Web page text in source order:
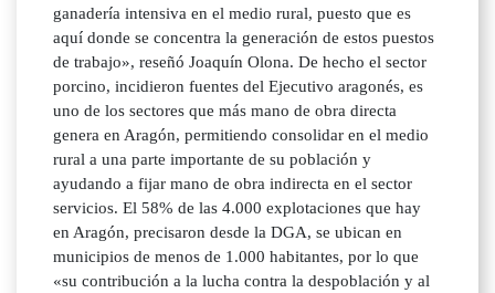
ganadería intensiva en el medio rural, puesto que es
aquí donde se concentra la generación de estos puestos
de trabajo», reseñó Joaquín Olona. De hecho el sector
porcino, incidieron fuentes del Ejecutivo aragonés, es
uno de los sectores que más mano de obra directa
genera en Aragón, permitiendo consolidar en el medio
rural a una parte importante de su población y
ayudando a fijar mano de obra indirecta en el sector
servicios. El 58% de las 4.000 explotaciones que hay
en Aragón, precisaron desde la DGA, se ubican en
municipios de menos de 1.000 habitantes, por lo que
«su contribución a la lucha contra la despoblación y al